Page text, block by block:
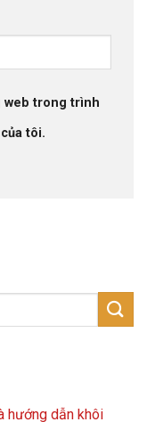
web trong trình
tôi.
hướng dẫn khôi